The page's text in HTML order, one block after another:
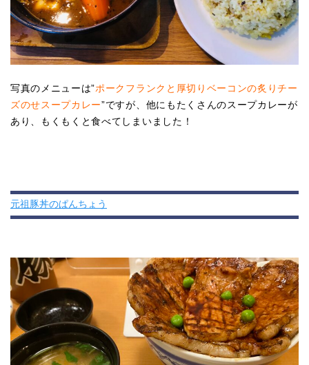
写真のメニューは”ポークフランクと厚切りベーコンの炙りチー
ズのせスープカレー”ですが、他にもたくさんのスープカレーが
あり、もくもくと食べてしまいました！
元祖豚丼のぱんちょう